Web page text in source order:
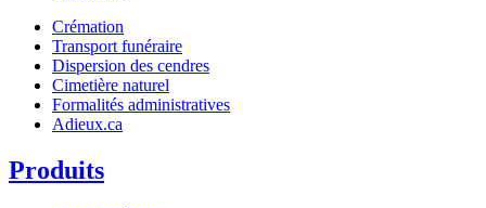
Crémation
Transport funéraire
Dispersion des cendres
Cimetière naturel
Formalités administratives
Adieux.ca
Produits